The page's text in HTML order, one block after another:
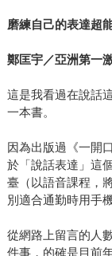
磨練自己的表達超
鄭匡宇／亞洲第一
這是我看過在說話
一本書。
因為出版過《一開
於「說話表達」這
臺（以語音課程，
別適合通勤時用手
從網路上留言的人
件事，的確是目前